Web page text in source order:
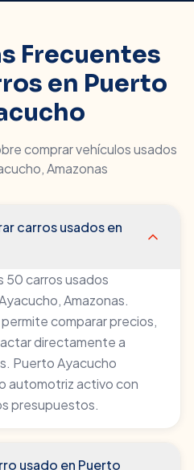
Frecuentes
en Puerto
comprar vehículos usados
,Amazonas
carros usados en
50 carros usados
Amazonas.
comparar precios,
directamente a
Puerto Ayacucho
automotriz activo con
presupuestos.
usado en Puerto